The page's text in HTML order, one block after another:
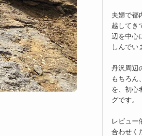
夫婦で都
越してき
辺を中心
しんでい
丹沢周辺
もちろん
を、初心
グです。
レビュー
合わせく